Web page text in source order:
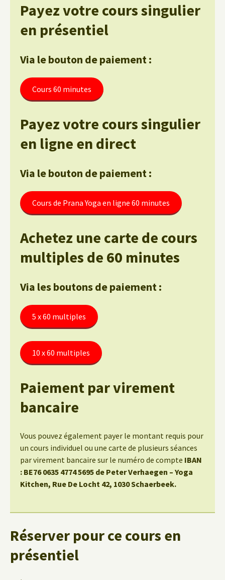
Payez votre cours singulier
en présentiel
Via le bouton de paiement :
Cours 60 minutes
Payez votre cours singulier
en ligne en direct
Via le bouton de paiement :
Cours de Prana Yoga en ligne 60 minutes
Achetez une carte de cours
multiples de 60 minutes
Via les boutons de paiement :
5 x 60 multiples
10 x 60 multiples
Paiement par virement
bancaire
Vous pouvez également payer le montant requis pour
un cours individuel ou une carte de plusieurs séances
par virement bancaire sur le numéro de compte IBAN
: BE76 0635 4774 5695 de Peter Verhaegen – Yoga
Kitchen, Rue De Locht 42, 1030 Schaerbeek.
Réserver pour ce cours en
présentiel